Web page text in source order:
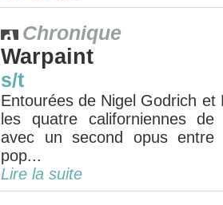
Chronique
Warpaint
s/t
Entourées de Nigel Godrich et
les quatre californiennes de
avec un second opus entre
pop...
Lire la suite